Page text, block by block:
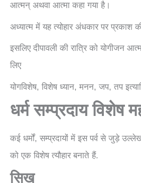
आत्मन् अथवा आत्मा कहा गया है।
अध्यात्म में यह त्योहार अंधकार पर प्रकाश
इसलिए दीपावली की रात्रि को योगीजन
लिए
योगविशेष, विशेष ध्यान, मनन, जप, तप
धर्म सम्प्रदाय विशेष
कई धर्मों, सम्प्रदायों में इस पर्व से जुड़े
को एक विशेष त्यौहार बनाते हैं.
सिख